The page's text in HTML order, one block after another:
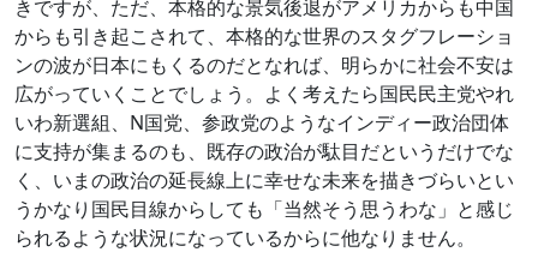
きですが、ただ、本格的な景気後退がアメリカからも中国
からも引き起こされて、本格的な世界のスタグフレーショ
ンの波が日本にもくるのだとなれば、明らかに社会不安は
広がっていくことでしょう。よく考えたら国民民主党やれ
いわ新選組、N国党、参政党のようなインディー政治団体
に支持が集まるのも、既存の政治が駄目だというだけでな
く、いまの政治の延長線上に幸せな未来を描きづらいとい
うかなり国民目線からしても「当然そう思うわな」と感じ
られるような状況になっているからに他なりません。